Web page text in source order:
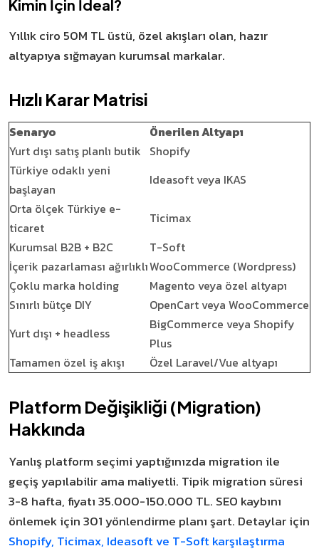
Kimin İçin İdeal?
Yıllık ciro 50M TL üstü, özel akışları olan, hazır
altyapıya sığmayan kurumsal markalar.
Hızlı Karar Matrisi
Senaryo
Önerilen Altyapı
Yurt dışı satış planlı butik Shopify
Türkiye odaklı yeni
başlayan
Ideasoft veya IKAS
Orta ölçek Türkiye e-
ticaret
Ticimax
Kurumsal B2B + B2C
T-Soft
İçerik pazarlaması ağırlıklıWooCommerce (Wordpress)
Çoklu marka holding
Magento veya özel altyapı
Sınırlı bütçe DIY
OpenCart veya WooCommerce
Yurt dışı + headless
BigCommerce veya Shopify
Plus
Tamamen özel iş akışı
Özel Laravel/Vue altyapı
Platform Değişikliği (Migration)
Hakkında
Yanlış platform seçimi yaptığınızda migration ile
geçiş yapılabilir ama maliyetli. Tipik migration süresi
3-8 hafta, fiyatı 35.000-150.000 TL. SEO kaybını
önlemek için 301 yönlendirme planı şart. Detaylar için
Shopify, Ticimax, Ideasoft ve T-Soft karşılaştırma